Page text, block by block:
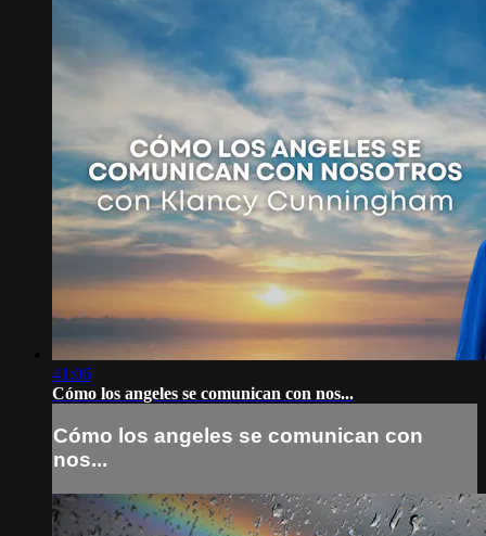
41:06
Cómo los angeles se comunican con nos...
Cómo los angeles se comunican con
nos...